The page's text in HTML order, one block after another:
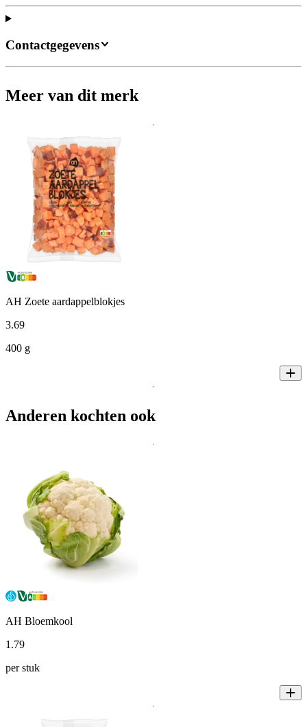
Contactgegevens
Meer van dit merk
AH Zoete aardappelblokjes
3.69
400 g
Anderen kochten ook
AH Bloemkool
1.79
per stuk